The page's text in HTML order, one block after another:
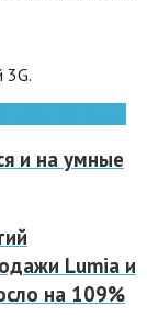
3G.
и на умные
Lumia и
на 109%